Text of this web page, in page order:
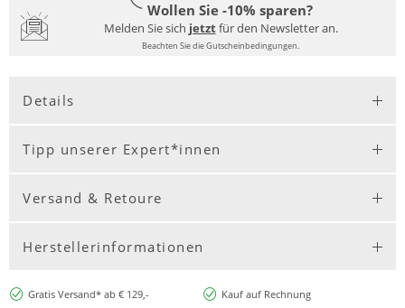
Wollen Sie -10% sparen?
Melden Sie sich jetztfür den Newsletter an.
Beachten Sie die Gutscheinbedingungen.
Details
Tipp unserer Expert*innen
Versand & Retoure
Herstellerinformationen
Gratis Versand* ab € 129,-
Kauf auf Rechnung